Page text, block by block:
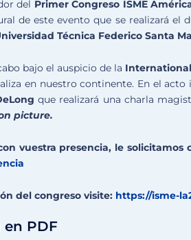
del Primer Congreso ISME
de este evento que se realizará el
Técnica Federico Santa
bajo el auspicio de la International
en nuestro continente. En el
que realizará una charla
picture.
vuestra presencia, le
del congreso visite: https://isme-
PDF